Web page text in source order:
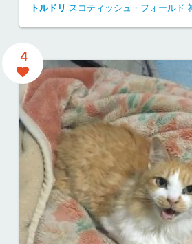
トルドリ スコティッシュ・フォールド
4